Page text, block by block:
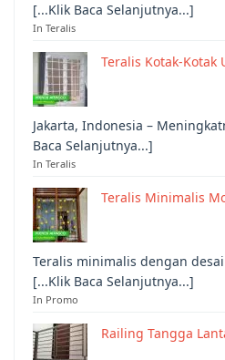
[...Klik Baca Selanjutnya...]
In Teralis
Teralis Kotak-
Jakarta, Indonesia –
Baca Selanjutnya...]
In Teralis
Teralis Minimalis
Teralis minimalis dengan
[...Klik Baca Selanjutnya...]
In Promo
Railing Tangga